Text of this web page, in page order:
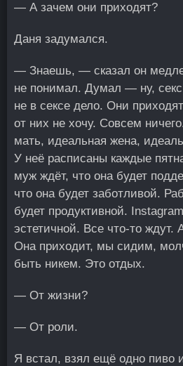
— А зачем они приходят?
Даня задумался.
— Знаешь, — сказал он
не понимал. Думал — ну,
не в сексе дело. Они
от них не хочу. Совсем
мать, идеальная жена,
У неё расписаны каждые
муж ждёт, что она будет
что она будет заботливой.
будет продуктивной.
эстетичной. Все что-то ждут.
Она приходит, мы сидим,
быть никем. Это отдых.
— От жизни?
— От роли.
Я встал, взял ещё одно пиво